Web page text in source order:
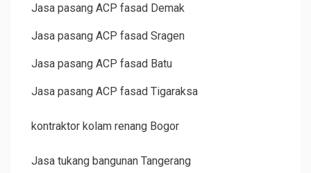
Jasa pasang ACP fasad Demak
Jasa pasang ACP fasad Sragen
Jasa pasang ACP fasad Batu
Jasa pasang ACP fasad Tigaraksa
kontraktor kolam renang Bogor
Jasa tukang bangunan Tangerang